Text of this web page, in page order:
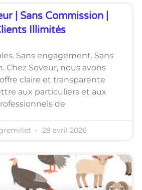
| Sans Commission |
Illimités
Sans engagement. Sans
Chez Soveur, nous avons
claire et transparente
aux particuliers et aux
de
28 avril 2026